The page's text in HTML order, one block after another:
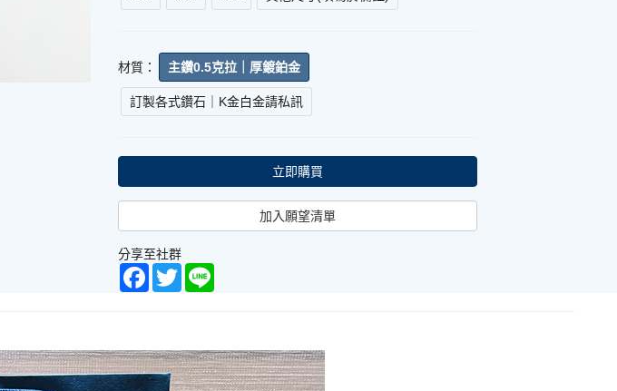
材質： 主鑽0.5克拉｜厚鍍鉑金
訂製各式鑽石｜K金白金請私訊
立即購買
加入願望清單
分享至社群
Facebook
TwitterLine